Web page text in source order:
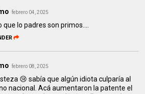
febrero 04, 2025
que lo padres son primos....
febrero 08, 2025
😢 sabía que algún idiota culparía al
nacional. Acá aumentaron la patente el